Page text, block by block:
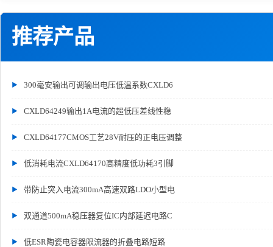
推荐产品
300毫安输出可调输出电压低温系数CXLD6
CXLD64249输出1A电流的超低压差线性稳
CXLD64177CMOS工艺28V耐压的正电压调整
低消耗电流CXLD64170高精度低功耗3引脚
带防止突入电流300mA高速双路LDO小型电
双通道500mA稳压器复位IC内部延迟电路C
低ESR陶瓷电容器限流器的折叠电路短路